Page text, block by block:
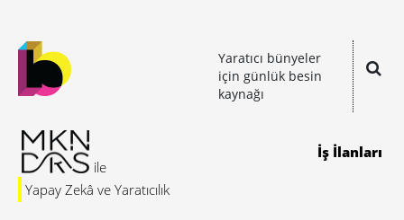
Yaratıcı bünyeler
için günlük besin
kaynağı
Yapay Zekâ ve Yaratıcılık
İş İlanları